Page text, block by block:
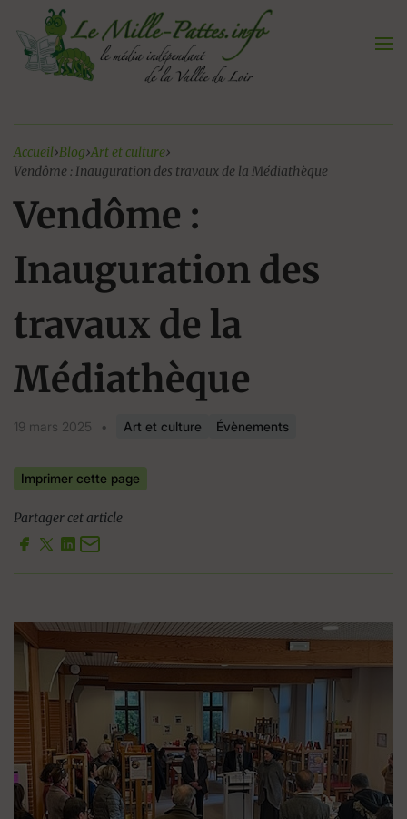
contenu
Accueil›Blog›Art et culture›
Vendôme : Inauguration des travaux de la Médiathèque
Vendôme :
Inauguration des
travaux de la
Médiathèque
19 mars 2025 • Art et culture Évènements
Imprimer cette page
Partager cet article